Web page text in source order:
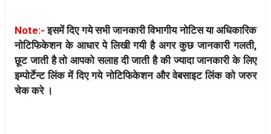
Note:-इसमें दिए गये सभी जानकारी विभागीय नोटिस या अधिकारिक
नोटिफिकेशन के आधार पे लिखी गयी है अगर कुछ जानकारी गलती,
छूट जाती है तो आपको सलाह दी जाती है की ज्यादा जानकारी के लिए
इम्पोर्टेन्ट लिंक में दिए गये नोटिफिकेशन और वेबसाइट लिंक को जरुर
चेक करे ।